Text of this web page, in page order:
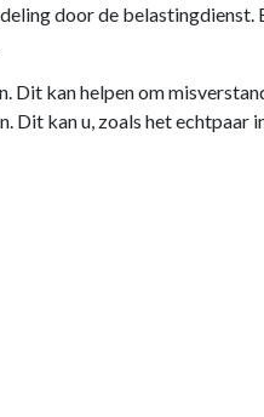
door de belastingdienst.
Dit kan helpen om
Dit kan u, zoals het echtpaar